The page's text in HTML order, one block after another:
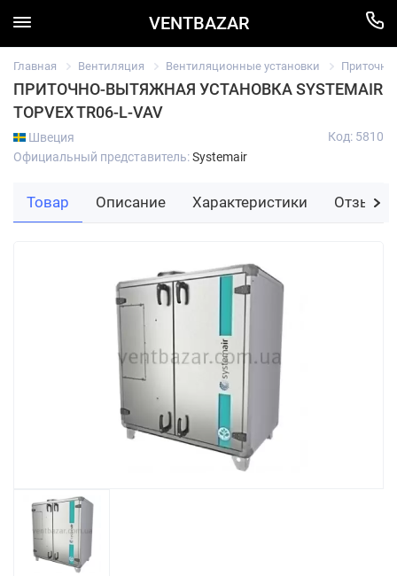
VENTBAZAR
Главная Вентиляция Вентиляционные установки
ПРИТОЧНО-ВЫТЯЖНАЯ УСТАНОВКА SYSTEMAIR
TOPVEX TR06-L-VAV
Швеция
Официальный представитель:Systemair
Код: 5810
Товар Описание Характеристики Отзывы